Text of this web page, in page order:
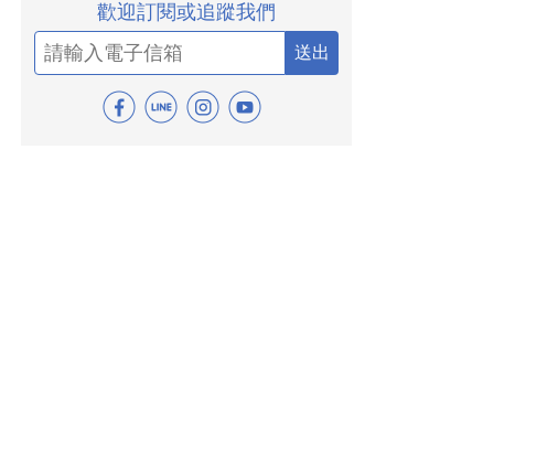
歡迎訂閱或追蹤我們
送出